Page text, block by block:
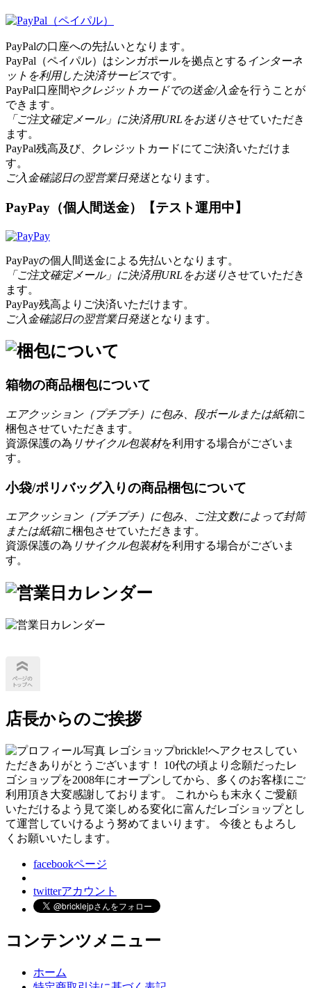
PayPalの口座への先払いとなります。
PayPal（ペイパル）はシンガポールを拠点とする インターネ
ットを利用した決済サービスです。
PayPal口座間やクレジットカードでの送金/入金を行うことが
できます。
「ご注文確定メール」に決済用URLをお送りさせていただき
ます。
PayPal残高及び、クレジットカードにてご決済いただけま
す。
ご入金確認日の翌営業日発送となります。
PayPay（個人間送金）【テスト運用中】
PayPayの個人間送金による先払いとなります。
「ご注文確定メール」に決済用URLをお送りさせていただき
ます。
PayPay残高よりご決済いただけます。
ご入金確認日の翌営業日発送となります。
箱物の商品梱包について
エアクッション（プチプチ）に包み、段ボールまたは紙箱に
梱包させていただきます。
資源保護の為 リサイクル包装材を利用する場合がございま
す。
小袋/ポリバッグ入りの商品梱包について
エアクッション（プチプチ）に包み、ご注文数によって封筒
または紙箱に梱包させていただきます。
資源保護の為 リサイクル包装材を利用する場合がございま
す。
店長からのご挨拶
レゴショップbrickle!へアクセスしてい
ただきありがとうございます！ 10代の頃より念願だったレ
ゴショップを2008年にオープンしてから、多くのお客様にご
利用頂き大変感謝しております。 これからも末永くご愛顧
いただけるよう見て楽しめる変化に富んだレゴショップとし
て運営していけるよう努めてまいります。 今後ともよろし
くお願いいたします。
facebookページ
twitterアカウント
コンテンツメニュー
ホーム